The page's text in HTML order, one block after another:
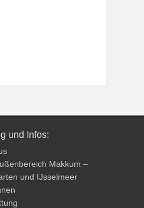
und Infos:
Makkum –
und IJsselmeer